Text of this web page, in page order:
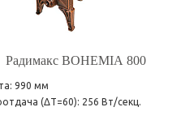
Радимакс BOHEMIA 800
990 мм
(ΔT=60): 256 Вт/секц.